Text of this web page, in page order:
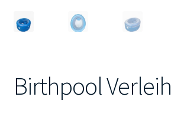
Birthpool Verleih